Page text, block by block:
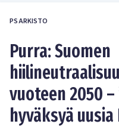
PS ARKISTO
Purra: Suomen
vuoteen 2050
hyväksyä